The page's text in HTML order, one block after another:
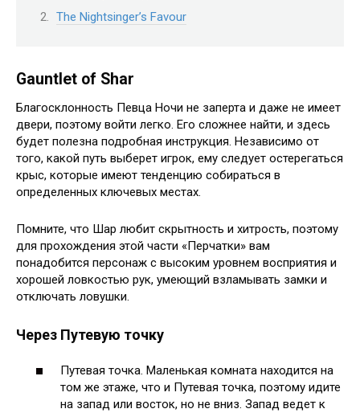
The Nightsinger’s Favour
Gauntlet of Shar
Благосклонность Певца Ночи не заперта и даже не имеет
двери, поэтому войти легко. Его сложнее найти, и здесь
будет полезна подробная инструкция. Независимо от
того, какой путь выберет игрок, ему следует остерегаться
крыс, которые имеют тенденцию собираться в
определенных ключевых местах.
Помните, что Шар любит скрытность и хитрость, поэтому
для прохождения этой части «Перчатки» вам
понадобится персонаж с высоким уровнем восприятия и
хорошей ловкостью рук, умеющий взламывать замки и
отключать ловушки.
Через Путевую точку
Путевая точка. Маленькая комната находится на
том же этаже, что и Путевая точка, поэтому идите
на запад или восток, но не вниз. Запад ведет к